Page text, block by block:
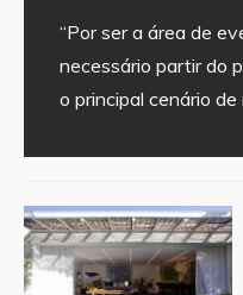
“Por ser a área de
necessário partir do
o principal cenário